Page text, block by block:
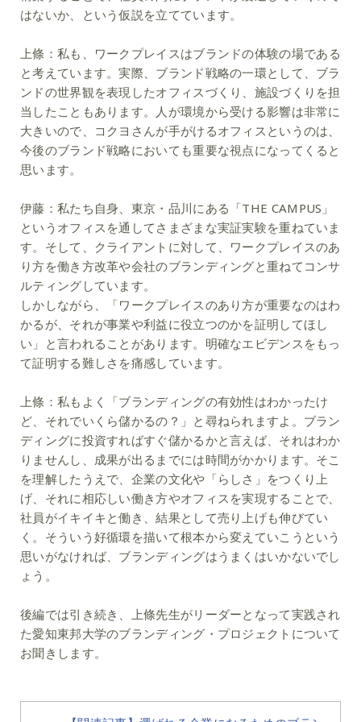
はないか、という仮説を立てています。
上條： 私も、ワークプレイスはブランドの体験の場である
と考えています。実際、ブランド戦略の一環として、ブラ
ンドの世界観を表現したオフィスづくり、施設づくりを担
当したこともあります。人が環境から受ける影響は非常に
大きいので、コクヨさんが手がけるオフィスというのは、
今後のブランド戦略においても重要な視点になってくると
思います。
伊藤： 私たち自身、東京・品川にある「THE CAMPUS」
というオフィスを通してさまざまな実証実験を重ねていま
す。そして、クライアントに対して、ワークプレイスのあ
り方を働き方改革や会社のブランディングと重ねてコンサ
ルティングしています。
しかしながら、「ワークプレイスのあり方が重要なのはわ
かるが、それが事業や利益に役立つのかを証明してほし
い」と言われることがあります。明確なエビデンスをもっ
て証明する難しさを痛感しています。
上條： 私もよく「ブランディングの有効性はわかったけ
ど、それでいくら儲かるの？」と尋ねられますよ。ブラン
ディングに投資すればすぐ儲かるかと言えば、それはわか
りませんし、成果が出るまでには時間がかかります。そこ
を理解したうえで、企業の文化や「らしさ」をつくり上
げ、それに相応しい働き方やオフィスを実現することで、
社員がイキイキと働き、結果として売り上げも伸びてい
く。そういう好循環を描いて根本から変えていこうという
思いがなければ、ブランディングはうまくはいかないでし
ょう。
後編では引き続き、上條先生がリーダーとなって実践され
た愛知東邦大学のブランディング・プロジェクトについて
お聞きします。